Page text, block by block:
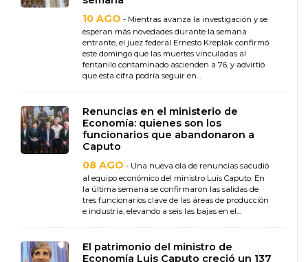
10 AGO - Mientras avanza la investigación y se
esperan más novedades durante la semana
entrante, el juez federal Ernesto Kreplak confirmó
este domingo que las muertes vinculadas al
fentanilo contaminado ascienden a 76, y advirtió
que esta cifra podría seguir en...
Renuncias en el ministerio de
Economía: quienes son los
funcionarios que abandonaron a
Caputo
08 AGO - Una nueva ola de renuncias sacudió
al equipo económico del ministro Luis Caputo. En
la última semana se confirmaron las salidas de
tres funcionarios clave de las áreas de producción
e industria, elevando a seis las bajas en el...
El patrimonio del ministro de
Economía Luis Caputo creció un 137